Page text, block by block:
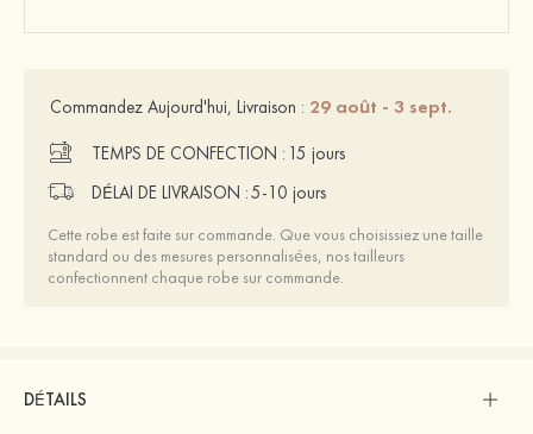
Commandez Aujourd'hui, Livraison : 29 août - 3 sept.
TEMPS DE CONFECTION : 15 jours
DÉLAI DE LIVRAISON :5-10 jours
Cette robe est faite sur commande. Que vous choisissiez une taille
standard ou des mesures personnalisées, nos tailleurs
confectionnent chaque robe sur commande.
DÉTAILS